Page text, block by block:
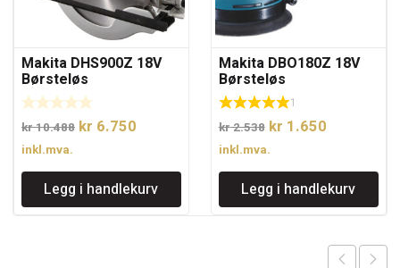
Makita DHS900Z 18V
Børsteløs
batterisirkelsag.
235mm sagblad
kr10.488 Opprinnelig
var:
kr 10.488.
kr 6.750
er:
kr 6.750.
inkl.mva.
Legg i handlekurv
Makita DBO180Z 18V
Børsteløs
eksentersliper uten
batteri. 1
kr2.538 Opprinnelig
pris
var:
kr 2.538.
kr 1.650
er:
kr 1.650.
inkl.mva.
Legg i handlekurv